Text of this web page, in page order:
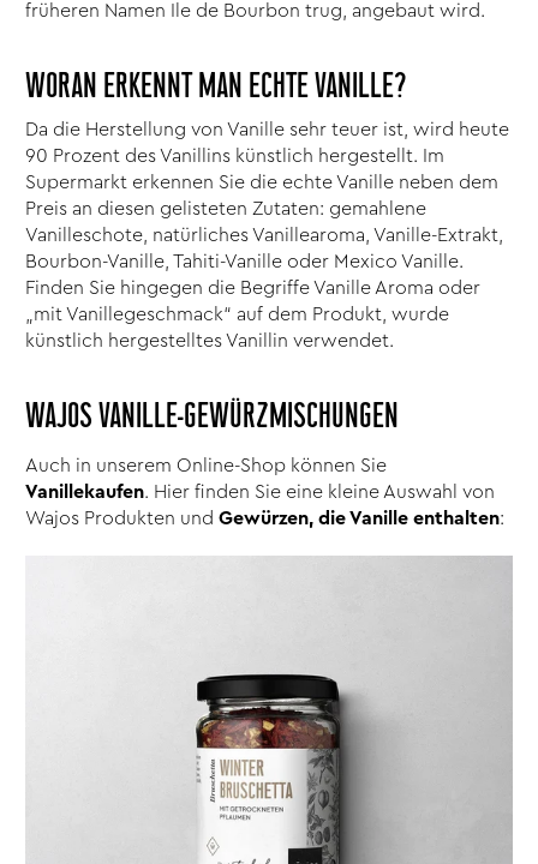
früheren Namen Ile de Bourbon trug, angebaut wird.
WORAN ERKENNT MAN ECHTE VANILLE?
Da die Herstellung von Vanille sehr teuer ist, wird heute
90 Prozent des Vanillins künstlich hergestellt. Im
Supermarkt erkennen Sie die echte Vanille neben dem
Preis an diesen gelisteten Zutaten: gemahlene
Vanilleschote, natürliches Vanillearoma, Vanille-Extrakt,
Bourbon-Vanille, Tahiti-Vanille oder Mexico Vanille.
Finden Sie hingegen die Begriffe Vanille Aroma oder
„mit Vanillegeschmack“ auf dem Produkt, wurde
künstlich hergestelltes Vanillin verwendet.
WAJOS VANILLE-GEWÜRZMISCHUNGEN
Auch in unserem Online-Shop können Sie
Vanillekaufen. Hier finden Sie eine kleine Auswahl von
Wajos Produkten undGewürzen, die Vanille enthalten: